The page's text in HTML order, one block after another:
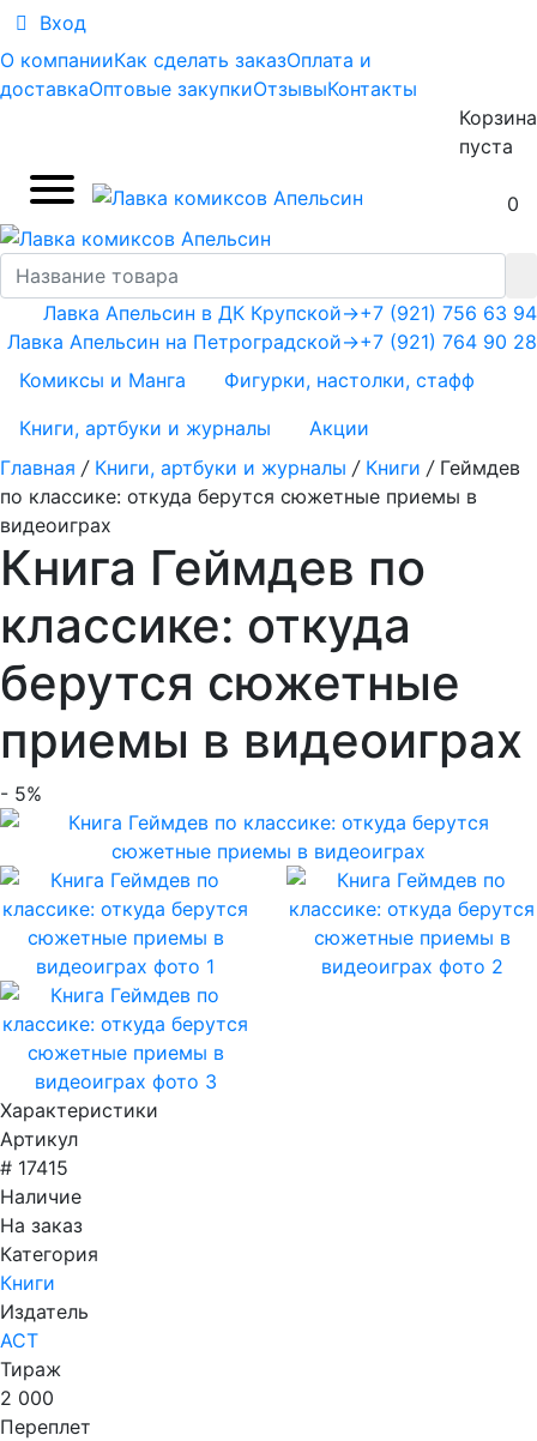
Вход
О компанииКак сделать заказОплата и
доставкаОптовые закупкиОтзывыКонтакты
Корзина
пуста
0
+7 (921) 756 63 94
+7 (921) 764 90 28
Лавка Апельсин в ДК Крупской→
Лавка Апельсин на Петроградской→
Комиксы и Манга
Фигурки, настолки, стафф
Книги, артбуки и журналы
Акции
Главная / Книги, артбуки и журналы / Книги / Геймдев
по классике: откуда берутся сюжетные приемы в
видеоиграх
Книга Геймдев по
классике: откуда
берутся сюжетные
приемы в видеоиграх
- 5%
Характеристики
Артикул
# 17415
Наличие
На заказ
Категория
Книги
Издатель
АСТ
Тираж
2 000
Переплет